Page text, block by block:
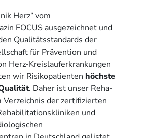
Herz“ vom
FOCUS ausgezeichnet und
Qualitätsstandards der
für Prävention und
Herz-Kreislauferkrankungen
wir Risikopatienten höchste
. Daher ist unser Reha-
Verzeichnis der zertifizierten
und